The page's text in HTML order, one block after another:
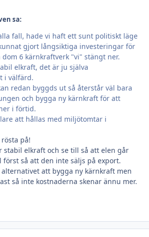
sa:
fall, hade vi haft ett sunt politiskt läge
gjort långsiktiga investeringar för
6 kärnkraftverk "vi" stängt ner.
elkraft, det är ju själva
i välfärd.
redan byggds ut så återstår väl bara
och bygga ny kärnkraft för att
i förtid.
att hållas med miljötomtar i
på!
stabil elkraft och se till så att elen går
först så att den inte säljs på export.
alternativet att bygga ny kärnkraft men
så inte kostnaderna skenar ännu mer.